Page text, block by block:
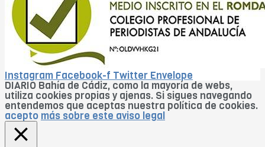
Instagram Facebook-f Twitter Envelope
DIARIO Bahía de Cádiz, como la mayoría de webs,
utiliza cookies propias y ajenas. Si sigues navegando
entendemos que aceptas nuestra política de cookies.
acepto más sobre este aviso legal